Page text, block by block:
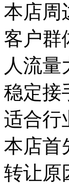
本店周
客户群
人流
稳定接
适合行
本店首
转让原